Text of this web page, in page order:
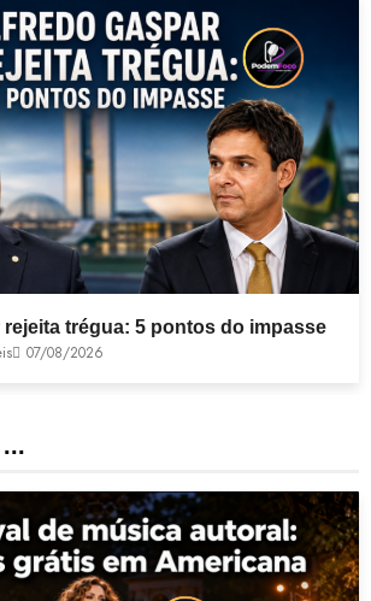
trégua: 5 pontos do impasse
07/08/2026